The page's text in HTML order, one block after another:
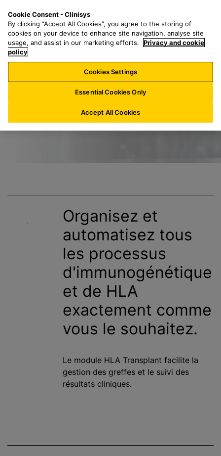
a
r
h
f
o
:
n
u
Organisez et
automatisez tous
les processus
d'immunogénétique
et de HLA
exactement comme
vous le souhaitez.
Le module HLA Transplant facilite la
gestion des greffes et le suivi des
résultats cliniques.
Cookie Consent - Clinisys
By clicking “Accept All Cookies”, you agree to the storing of
cookies on your device to enhance site navigation, analyse site
usage, and assist in our marketing efforts.
Privacy and cookie
policy
Cookies Settings
Essential Cookies Only
Accept All Cookies